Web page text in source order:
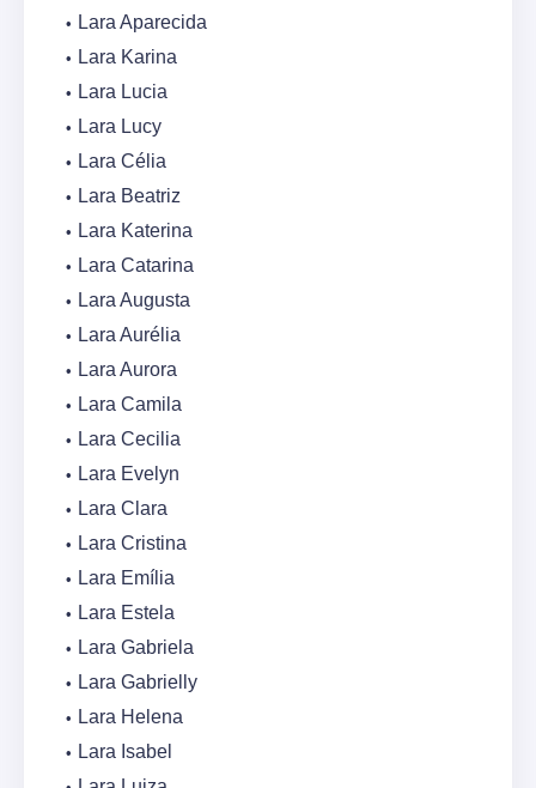
Lara Aparecida
Lara Karina
Lara Lucia
Lara Lucy
Lara Célia
Lara Beatriz
Lara Katerina
Lara Catarina
Lara Augusta
Lara Aurélia
Lara Aurora
Lara Camila
Lara Cecilia
Lara Evelyn
Lara Clara
Lara Cristina
Lara Emília
Lara Estela
Lara Gabriela
Lara Gabrielly
Lara Helena
Lara Isabel